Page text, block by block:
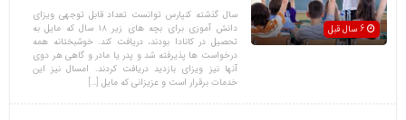
سال گذشته کنپارس توانست تعداد قابل توجهی ویزای
دانش آموزی برای بچه های زیر ۱۸ سال که مایل به
تحصیل در کانادا بودند، دریافت کند. خوشبختانه همه
درخواست ها پذیرفته شد و پدر یا مادر و گاهی هر دوی
آنها نیز ویزای بازدید دریافت کردند. امسال نیز این
خدمات برقرار است و عزیزانی که مایل […]